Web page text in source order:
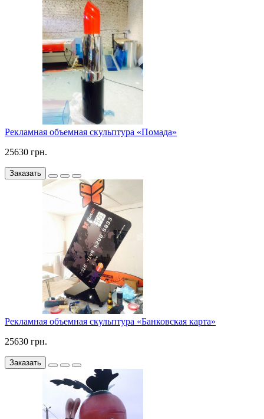
Рекламная объемная скульптура «Помада»
25630 грн.
Заказать
Рекламная объемная скульптура «Банковская карта»
25630 грн.
Заказать